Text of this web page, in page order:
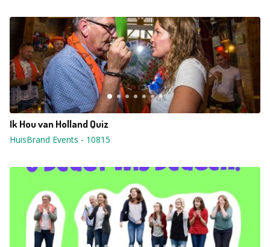
Ik Hou van Holland Quiz
HuisBrand Events - 10815